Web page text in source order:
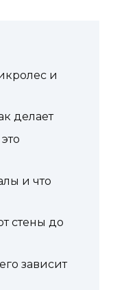
и
делает
и что
стены до
зависит